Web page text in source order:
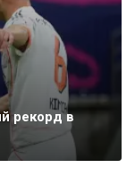
рекорд в